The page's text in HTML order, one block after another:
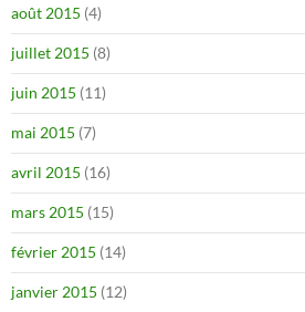
août 2015 (4)
juillet 2015 (8)
juin 2015 (11)
mai 2015 (7)
avril 2015 (16)
mars 2015 (15)
février 2015 (14)
janvier 2015 (12)